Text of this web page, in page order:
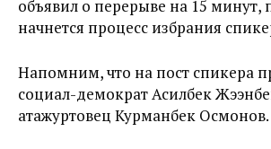
объявил о перерыве на 15 минут,
начнется процесс избрания
Напомним, что на пост спикера
социал-демократ Асилбек
атажуртовец Курманбек Осмонов.